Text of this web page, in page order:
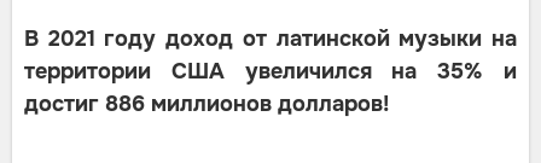
В 2021 году доход от латинской музыки на
территории США увеличился на 35% и
достиг 886 миллионов долларов!